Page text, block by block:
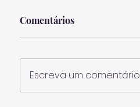
Comentários
Escreva um comentário